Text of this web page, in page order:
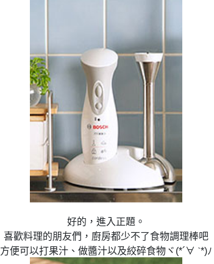
好的，進入正題。
喜歡料理的朋友們，廚房都少不了食物調理棒吧
方便可以打果汁、做醬汁以及絞碎食物ヾ(*´∀ ˋ*)ﾉ